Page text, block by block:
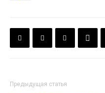
Предыдущая статья